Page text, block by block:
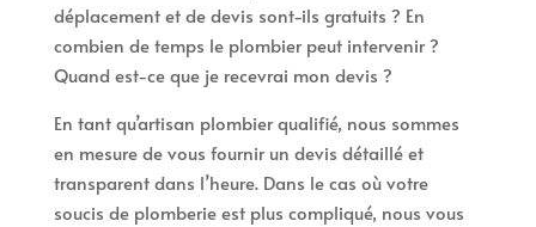
déplacement et de devis sont-ils gratuits ? En
combien de temps le plombier peut intervenir ?
Quand est-ce que je recevrai mon devis ?
En tant qu’artisan plombier qualifié, nous sommes
en mesure de vous fournir un devis détaillé et
transparent dans l’heure. Dans le cas où votre
soucis de plomberie est plus compliqué, nous vous